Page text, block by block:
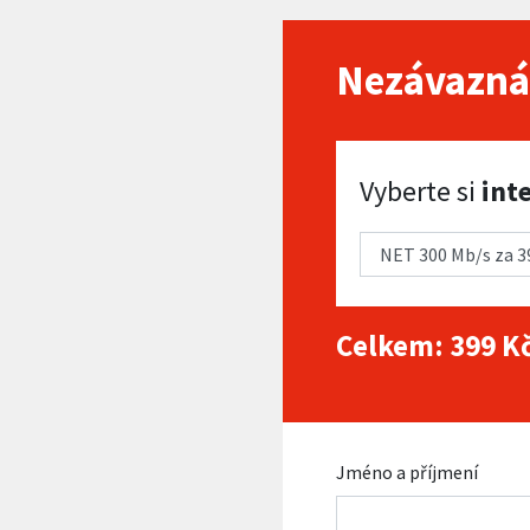
Vyberte si internet
Vyberte si
Celkem: 399
Jméno a příjmení